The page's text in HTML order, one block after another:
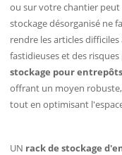
ou sur votre chantier
stockage désorganisé ne
rendre les articles
fastidieuses et des
stockage pour entrepôts
offrant un moyen
tout en optimisant
UN rack de stockage